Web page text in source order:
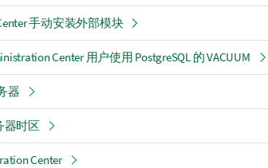
手动安装外部模块
Center 用户使用 PostgreSQL 的 VACUUM
器
器时区
Center